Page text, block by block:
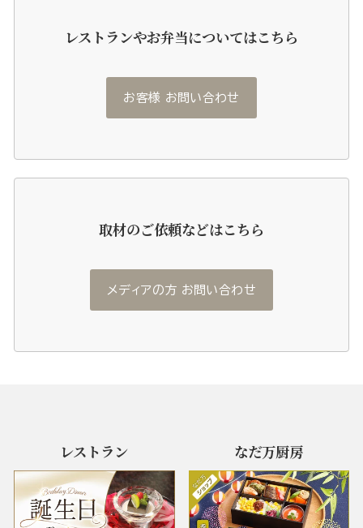
レストランやお弁当についてはこちら
お客様 お問い合わせ
取材のご依頼などはこちら
メディアの方 お問い合わせ
レストラン なだ万厨房